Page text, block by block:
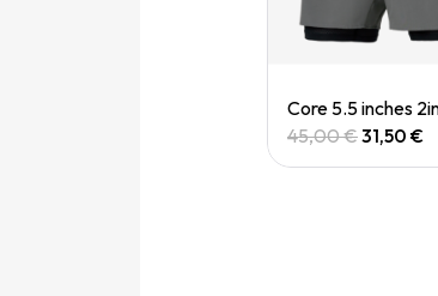
Quick View
45,00 €31,50 €